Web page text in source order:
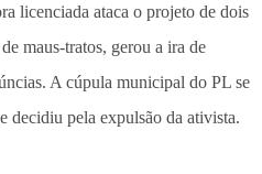
licenciada ataca o projeto de dois
maus-tratos, gerou a ira de
A cúpula municipal do PL se
decidiu pela expulsão da ativista.